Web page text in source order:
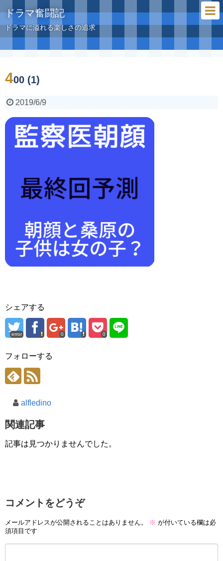
ドラマ奮闘記
ドラマに溢れる楽しさの追求
400 (1)
2019/6/9
シェアする
error 0 0
フォローする
alfledino
関連記事
記事は見つかりませんでした。
コメントをどうぞ
メールアドレスが公開されることはありません。 ※ が付いている欄は必
須項目です